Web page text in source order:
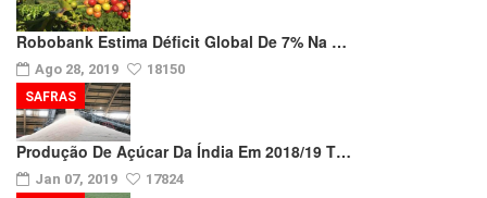
Robobank Estima Déficit Global De 7% Na …
Ago 28, 2019 18150
Produção De Açúcar Da Índia Em 2018/19 T…
Jan 07, 2019 17824
SAFRAS